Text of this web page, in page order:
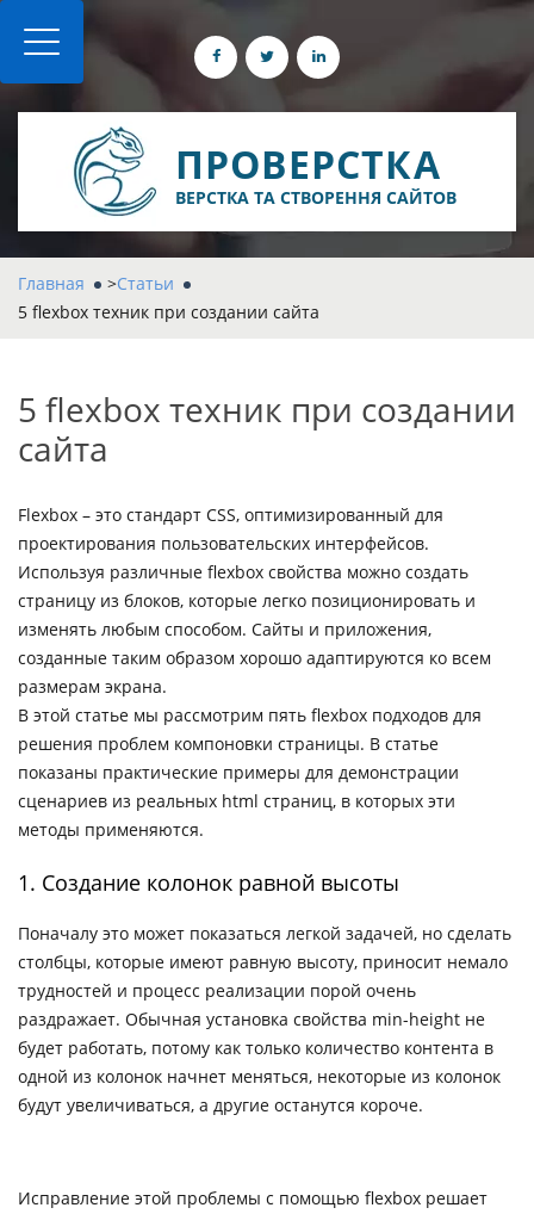
ПРОВЕРСТКА
ВЕРСТКА ТА СТВОРЕННЯ САЙТОВ
Главная >Статьи
5 flexbox техник при создании сайта
5 flexbox техник при создании
сайта
Flexbox – это стандарт CSS, оптимизированный для
проектирования пользовательских интерфейсов.
Используя различные flexbox свойства можно создать
страницу из блоков, которые легко позиционировать и
изменять любым способом. Сайты и приложения,
созданные таким образом хорошо адаптируются ко всем
размерам экрана.
В этой статье мы рассмотрим пять flexbox подходов для
решения проблем компоновки страницы. В статье
показаны практические примеры для демонстрации
сценариев из реальных html страниц, в которых эти
методы применяются.
1. Создание колонок равной высоты
Поначалу это может показаться легкой задачей, но сделать
столбцы, которые имеют равную высоту, приносит немало
трудностей и процесс реализации порой очень
раздражает. Обычная установка свойства min-height не
будет работать, потому как только количество контента в
одной из колонок начнет меняться, некоторые из колонок
будут увеличиваться, а другие останутся короче.
Исправление этой проблемы с помощью flexbox решает